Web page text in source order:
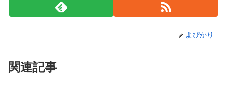
よぴかり
関連記事